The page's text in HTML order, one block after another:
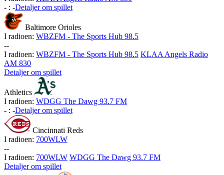
- : -Detaljer om spillet
Baltimore Orioles
I radioen: WBZFM - The Sports Hub 98.5
--
I radioen: WBZFM - The Sports Hub 98.5 KLAA Angels Radio
AM 830
Detaljer om spillet
Athletics
I radioen: WDGG The Dawg 93.7 FM
- : -Detaljer om spillet
Cincinnati Reds
I radioen: 700WLW
--
I radioen: 700WLW WDGG The Dawg 93.7 FM
Detaljer om spillet